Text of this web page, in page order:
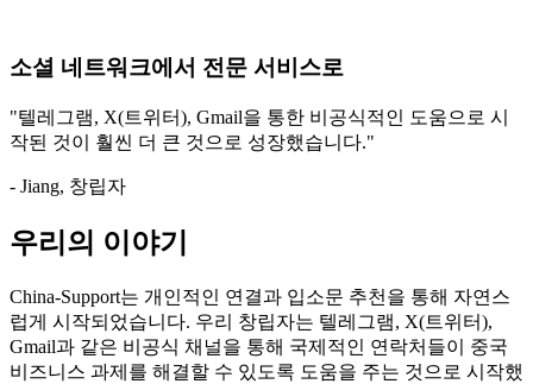
소셜 네트워크에서 전문 서비스로
"텔레그램, X(트위터), Gmail을 통한 비공식적인 도움으로 시
작된 것이 훨씬 더 큰 것으로 성장했습니다."
- Jiang, 창립자
우리의 이야기
China-Support는 개인적인 연결과 입소문 추천을 통해 자연스
럽게 시작되었습니다. 우리 창립자는 텔레그램, X(트위터),
Gmail과 같은 비공식 채널을 통해 국제적인 연락처들이 중국
비즈니스 과제를 해결할 수 있도록 도움을 주는 것으로 시작했